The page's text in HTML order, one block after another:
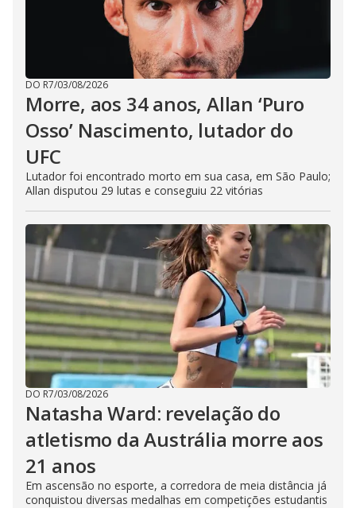
DO R7/03/08/2026
Morre, aos 34 anos, Allan ‘Puro
Osso’ Nascimento, lutador do
UFC
Lutador foi encontrado morto em sua casa, em São Paulo;
Allan disputou 29 lutas e conseguiu 22 vitórias
DO R7/03/08/2026
Natasha Ward: revelação do
atletismo da Austrália morre aos
21 anos
Em ascensão no esporte, a corredora de meia distância já
conquistou diversas medalhas em competições estudantis